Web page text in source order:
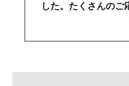
した。 たくさんのご